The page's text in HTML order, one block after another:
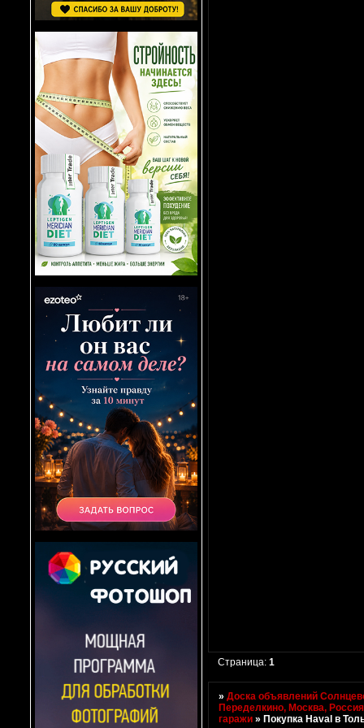
Страница:1
»Доска объявлений
Переделкино, Москва, Россия
гаражи »Покупка Haval в